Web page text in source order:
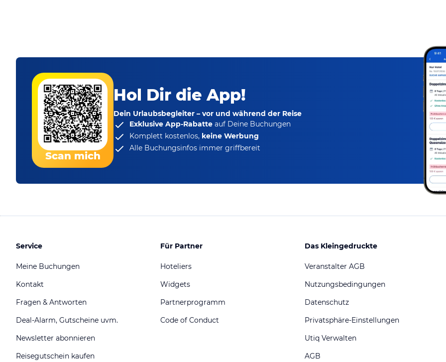
Scan mich
Hol Dir die App!
Dein Urlaubsbegleiter – vor und während der Reise
Exklusive App-Rabatte auf Deine Buchungen
Komplett kostenlos, keine Werbung
Alle Buchungsinfos immer griffbereit
Service
Meine Buchungen
Kontakt
Fragen & Antworten
Deal-Alarm, Gutscheine uvm.
Newsletter abonnieren
Reisegutschein kaufen
Für Partner
Hoteliers
Widgets
Partnerprogramm
Code of Conduct
Das Kleingedruckte
Veranstalter AGB
Nutzungsbedingungen
Datenschutz
Privatsphäre-Einstellungen
Utiq Verwalten
AGB